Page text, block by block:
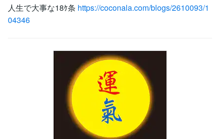
人生で大事な18ｹ条 https://coconala.com/blogs/2610093/1
04346